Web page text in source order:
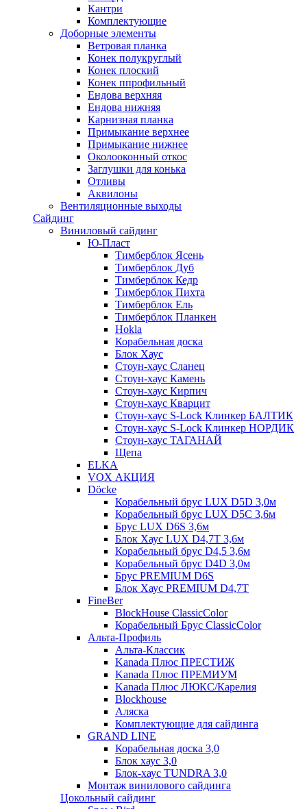
Кантри
Комплектующие
Доборные элементы
Ветровая планка
Конек полукруглый
Конек плоский
Конек ппрофильный
Ендова верхняя
Ендова нижняя
Карнизная планка
Примыкание верхнее
Примыкание нижнее
Околооконный откос
Заглушки для конька
Отливы
Аквилоны
Вентиляционные выходы
Сайдинг
Виниловый сайдинг
Ю-Пласт
Тимберблок Ясень
Тимберблок Дуб
Тимберблок Кедр
Тимберблок Пихта
Тимберблок Ель
Тимберблок Планкен
Hokla
Корабельная доска
Блок Хаус
Стоун-хаус Сланец
Стоун-хаус Камень
Стоун-хаус Кирпич
Стоун-хаус Кварцит
Стоун-хаус S-Lock Клинкер БАЛТИК
Стоун-хаус S-Lock Клинкер НОРДИК
Стоун-хаус ТАГАНАЙ
Щепа
ELKA
VOX АКЦИЯ
Döcke
Корабельный брус LUX D5D 3,0м
Корабельный брус LUX D5C 3,6м
Брус LUX D6S 3,6м
Блок Хаус LUX D4,7T 3,6м
Корабельный брус D4,5 3,6м
Корабельный брус D4D 3,0м
Брус PREMIUM D6S
Блок Хаус PREMIUM D4,7T
FineBer
BlockHouse ClassicColor
Корабельный Брус ClassicColor
Альта-Профиль
Альта-Классик
Kanada Плюс ПРЕСТИЖ
Kanada Плюс ПРЕМИУМ
Kanada Плюс ЛЮКС/Карелия
Blockhouse
Аляска
Комплектующие для сайдинга
GRAND LINE
Корабельная доска 3,0
Блок хаус 3,0
Блок-хаус TUNDRA 3,0
Монтаж винилового сайдинга
Цокольный сайдинг